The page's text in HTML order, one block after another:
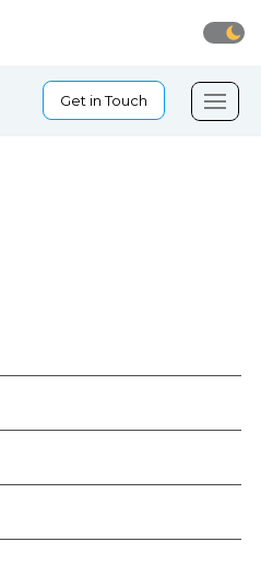
Get in Touch